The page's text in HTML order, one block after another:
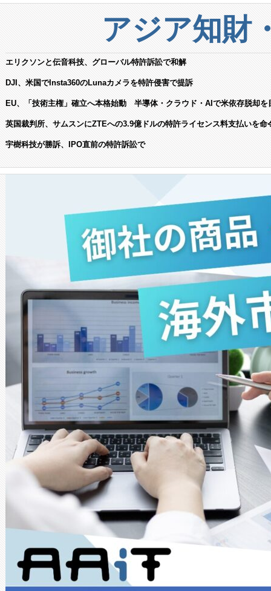
アジア知財
エリクソンと伝音科技、グローバル特許訴訟で和解
DJI、米国でInsta360のLunaカメラを特許侵害で提訴
EU、「技術主権」確立へ本格始動 半導体・クラウド・AIで米依存脱却を
英国裁判所、サムスンにZTEへの3.9億ドルの特許ライセンス料支払いを命
宇樹科技が勝訴、IPO直前の特許訴訟で